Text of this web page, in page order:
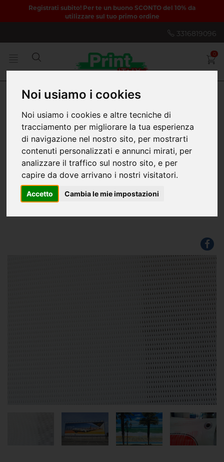
Noi usiamo i cookies
Noi usiamo i cookies e altre tecniche di
tracciamento per migliorare la tua esperienza
di navigazione nel nostro sito, per mostrarti
contenuti personalizzati e annunci mirati, per
analizzare il traffico sul nostro sito, e per
capire da dove arrivano i nostri visitatori.
Accetto Cambia le mie impostazioni
Registrati subito! Per te un buono SCONTO del 10% da
utilizzare sul tuo primo ordine
3316819096
0
Rete Mesh microforata di PVC
Promo A partire da € 12,50
Striscioni in rete mesh microforata di PVC, personalizzabili nel
formato e nella grafica; il taglio a misura è sempre incluso nel prezzo.
Stampa digitale HP Latex in esacromia.
Soluzione ideale per maxi affissioni, reti cantiere e coperture e molto